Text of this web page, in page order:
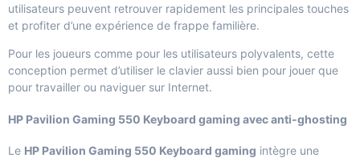
utilisateurs peuvent retrouver rapidement les principales touches
et profiter d’une expérience de frappe familière.
Pour les joueurs comme pour les utilisateurs polyvalents, cette
conception permet d’utiliser le clavier aussi bien pour jouer que
pour travailler ou naviguer sur Internet.
HP Pavilion Gaming 550 Keyboard gaming avec anti-ghosting
Le HP Pavilion Gaming 550 Keyboard gaming intègre une